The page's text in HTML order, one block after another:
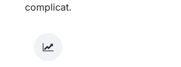
complicat.